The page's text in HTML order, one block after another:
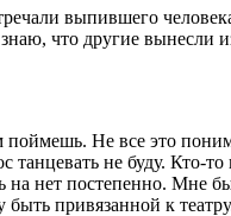
выпившего
что другие вынесли
поймешь. Не все это
не буду. Кто-
нет постепенно. Мне
привязанной к